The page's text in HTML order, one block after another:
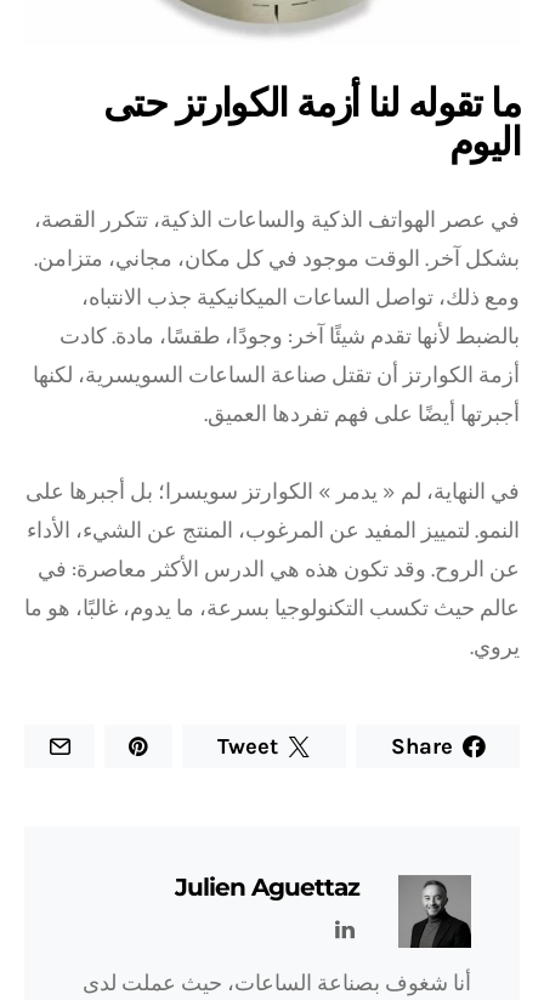
ما تقوله لنا أزمة الكوارتز حتى
اليوم
في عصر الهواتف الذكية والساعات الذكية، تتكرر القصة،
بشكل آخر. الوقت موجود في كل مكان، مجاني، متزامن.
ومع ذلك، تواصل الساعات الميكانيكية جذب الانتباه،
بالضبط لأنها تقدم شيئًا آخر: وجودًا، طقسًا، مادة. كادت
أزمة الكوارتز أن تقتل صناعة الساعات السويسرية، لكنها
أجبرتها أيضًا على فهم تفردها العميق.
في النهاية، لم « يدمر » الكوارتز سويسرا؛ بل أجبرها على
النمو. لتمييز المفيد عن المرغوب، المنتج عن الشيء، الأداء
عن الروح. وقد تكون هذه هي الدرس الأكثر معاصرة: في
عالم حيث تكسب التكنولوجيا بسرعة، ما يدوم، غالبًا، هو ما
يروي.
Share
Tweet
Julien Aguettaz
أنا شغوف بصناعة الساعات، حيث عملت لدى